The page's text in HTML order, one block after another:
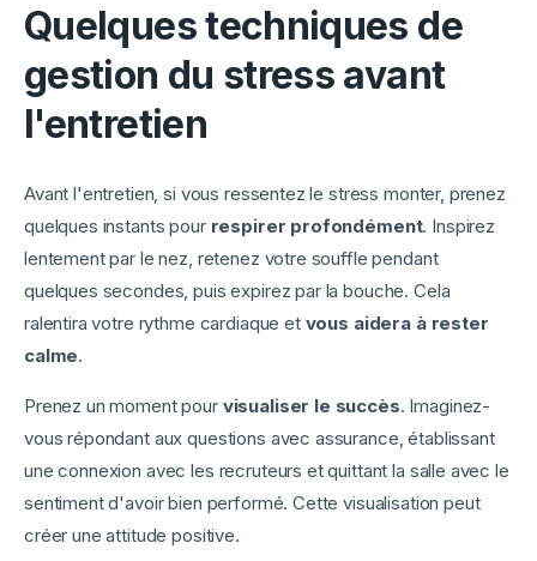
Quelques techniques de
gestion du stress avant
l'entretien
Avant l'entretien, si vous ressentez le stress monter, prenez
quelques instants pour respirer profondément. Inspirez
lentement par le nez, retenez votre souffle pendant
quelques secondes, puis expirez par la bouche. Cela
ralentira votre rythme cardiaque et vous aidera à rester
calme.
Prenez un moment pourvisualiser le succès. Imaginez-
vous répondant aux questions avec assurance, établissant
une connexion avec les recruteurs et quittant la salle avec le
sentiment d'avoir bien performé. Cette visualisation peut
créer une attitude positive.